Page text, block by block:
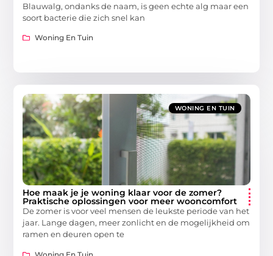
Blauwalg, ondanks de naam, is geen echte alg maar een
soort bacterie die zich snel kan
Woning En Tuin
WONING EN TUIN
Hoe maak je je woning klaar voor de zomer?
Praktische oplossingen voor meer wooncomfort
De zomer is voor veel mensen de leukste periode van het
jaar. Lange dagen, meer zonlicht en de mogelijkheid om
ramen en deuren open te